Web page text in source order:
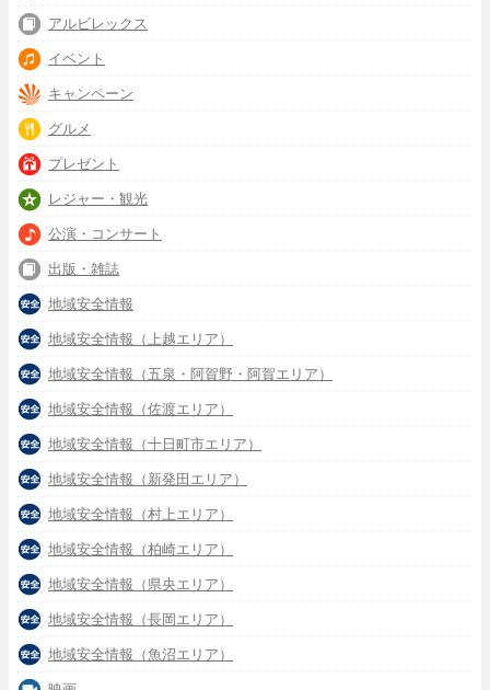
アルビレックス
イベント
キャンペーン
グルメ
プレゼント
レジャー・観光
公演・コンサート
出版・雑誌
地域安全情報
地域安全情報（上越エリア）
地域安全情報（五泉・阿賀野・阿賀エリア）
地域安全情報（佐渡エリア）
地域安全情報（十日町市エリア）
地域安全情報（新発田エリア）
地域安全情報（村上エリア）
地域安全情報（柏崎エリア）
地域安全情報（県央エリア）
地域安全情報（長岡エリア）
地域安全情報（魚沼エリア）